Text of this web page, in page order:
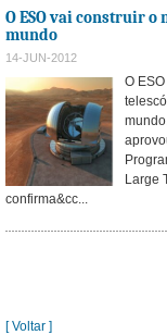
O ESO vai construir o
mundo
14-JUN-2012
O
Large
confirma&cc...
[ Voltar ]